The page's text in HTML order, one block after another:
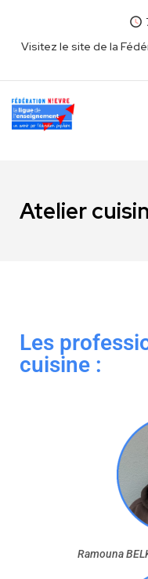
Visitez le site de la
Atelier
Les
cuisine :
Ramouna